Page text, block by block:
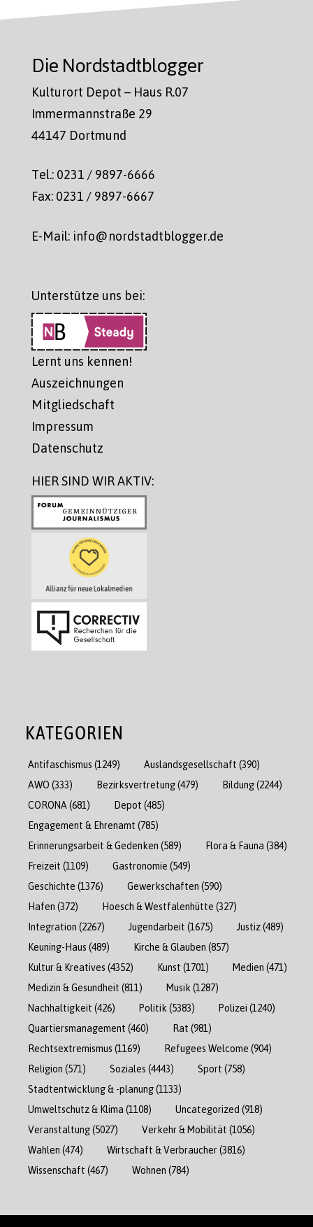
Die Nordstadtblogger
Kulturort Depot – Haus R.07
Immermannstraße 29
44147 Dortmund
Tel.: 0231 / 9897-6666
Fax: 0231 / 9897-6667
E-Mail: info@nordstadtblogger.de
Unterstütze uns bei:
Lernt uns kennen!
Auszeichnungen
Mitgliedschaft
Impressum
Datenschutz
HIER SIND WIR AKTIV:
KATEGORIEN
Antifaschismus (1249) Auslandsgesellschaft (390)
AWO (333) Bezirksvertretung(479) Bildung(2244)
CORONA (681) Depot (485)
Engagement & Ehrenamt (785)
Erinnerungsarbeit & Gedenken (589) Flora & Fauna (384)
Freizeit (1109) Gastronomie (549)
Geschichte (1376) Gewerkschaften (590)
Hafen (372) Hoesch & Westfalenhütte (327)
Integration (2267) Jugendarbeit (1675) Justiz(489)
Keuning-Haus (489) Kirche & Glauben (857)
Kultur & Kreatives (4352) Kunst (1701) Medien (471)
Medizin & Gesundheit (811) Musik (1287)
Nachhaltigkeit (426) Politik (5383) Polizei (1240)
Quartiersmanagement (460) Rat (981)
Rechtsextremismus (1169) Refugees Welcome (904)
Religion (571) Soziales (4443) Sport (758)
Stadtentwicklung & -planung(1133)
Umweltschutz & Klima (1108) Uncategorized (918)
Veranstaltung(5027) Verkehr & Mobilität (1056)
Wahlen (474) Wirtschaft & Verbraucher(3816)
Wissenschaft (467) Wohnen (784)